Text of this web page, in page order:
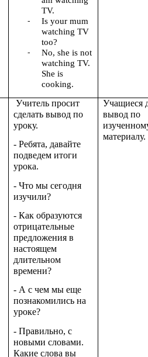
TV.
Is your mum
watching TV
too?
No, she is not
watching TV.
She is
cooking.
Учитель просит
сделать вывод по
уроку.
- Ребята, давайте
подведем итоги
урока.
- Что мы сегодня
изучили?
- Как образуются
отрицательные
предложения в
настоящем
длительном
времени?
- А с чем мы еще
познакомились на
уроке?
- Правильно, с
новыми словами.
Какие слова вы
Учащиеся
вывод по
материалу.